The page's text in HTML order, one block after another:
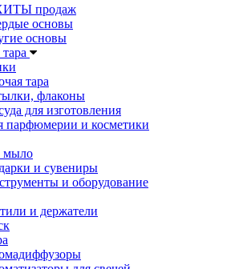
продаж
основы
основы
тара
флаконы
для изготовления
парфюмерии и косметики
и сувениры
и оборудование
и держатели